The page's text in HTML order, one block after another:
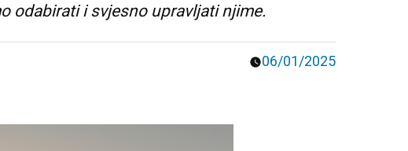
odabirati i svjesno upravljati njime.
06/01/2025